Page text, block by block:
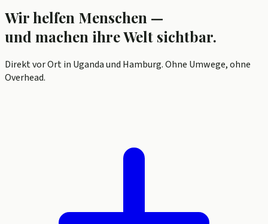
Wir helfen Menschen —
und machen ihre Welt sichtbar.
Direkt vor Ort in Uganda und Hamburg. Ohne Umwege, ohne
Overhead.